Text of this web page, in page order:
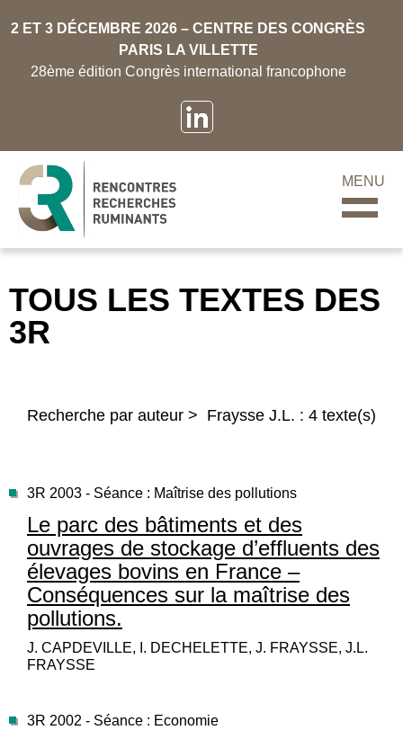
2 ET 3 DÉCEMBRE 2026 – CENTRE DES CONGRÈS
PARIS LA VILLETTE
28ème édition Congrès international francophone
MENU
TOUS LES TEXTES DES
3R
Recherche par auteur > Fraysse J.L. : 4 texte(s)
3R 2003 - Séance : Maîtrise des pollutions
Le parc des bâtiments et des
ouvrages de stockage d’effluents des
élevages bovins en France –
Conséquences sur la maîtrise des
pollutions.
J. CAPDEVILLE, I. DECHELETTE, J. FRAYSSE, J.L.
FRAYSSE
3R 2002 - Séance : Economie